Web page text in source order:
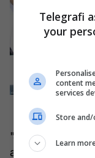
"Jeta e saj tani
albumin e saj
Telegrafi
your
content
services
Store
Learn